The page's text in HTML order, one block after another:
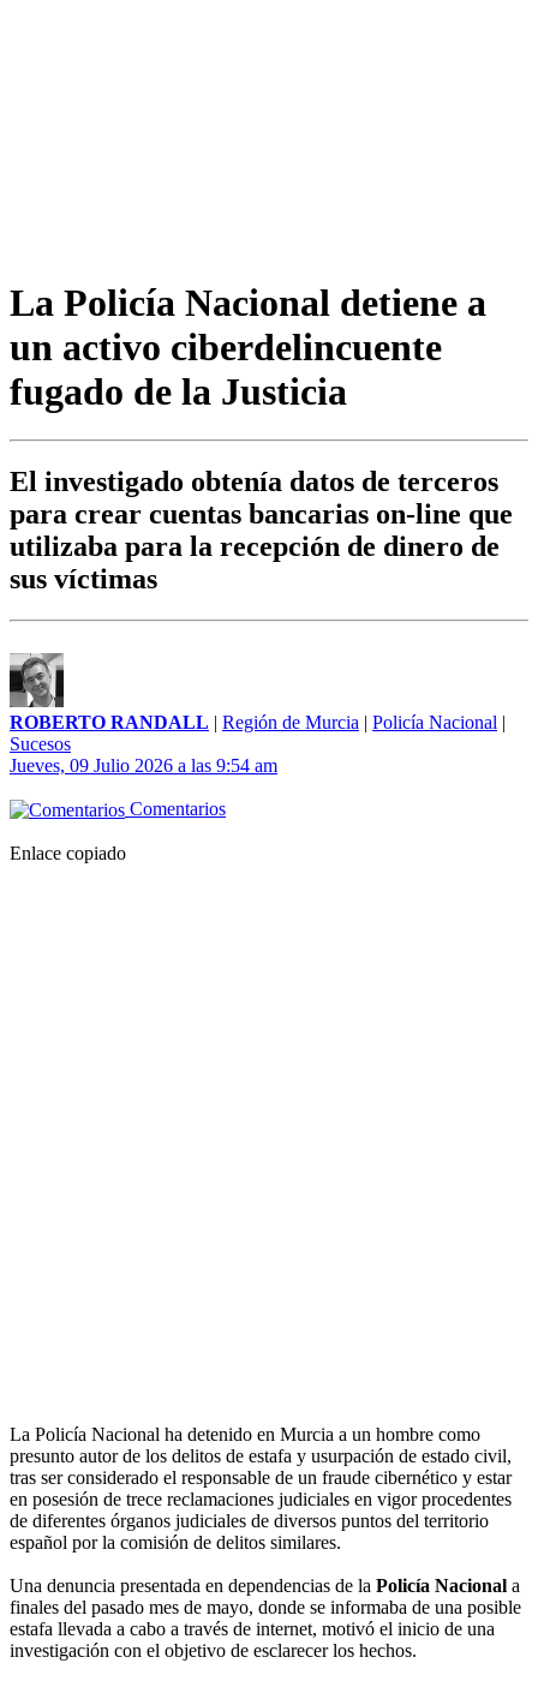
La Policía Nacional detiene a
un activo ciberdelincuente
fugado de la Justicia
El investigado obtenía datos de terceros
para crear cuentas bancarias on-line que
utilizaba para la recepción de dinero de
sus víctimas
ROBERTO RANDALL | Región de Murcia | Policía Nacional |
Sucesos
Jueves, 09 Julio 2026 a las 9:54 am
Comentarios
Enlace copiado
La Policía Nacional ha detenido en Murcia a un hombre como
presunto autor de los delitos de estafa y usurpación de estado civil,
tras ser considerado el responsable de un fraude cibernético y estar
en posesión de trece reclamaciones judiciales en vigor procedentes
de diferentes órganos judiciales de diversos puntos del territorio
español por la comisión de delitos similares.
Una denuncia presentada en dependencias de la Policía Nacional a
finales del pasado mes de mayo, donde se informaba de una posible
estafa llevada a cabo a través de internet, motivó el inicio de una
investigación con el objetivo de esclarecer los hechos.